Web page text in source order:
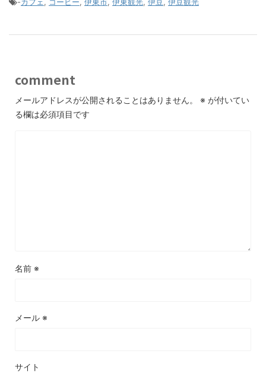
-カフェ, コーヒー, 伊東市, 伊東観光, 伊豆, 伊豆観光
comment
メールアドレスが公開されることはありません。 ※ が付いてい
る欄は必須項目です
名前 ※
メール ※
サイト